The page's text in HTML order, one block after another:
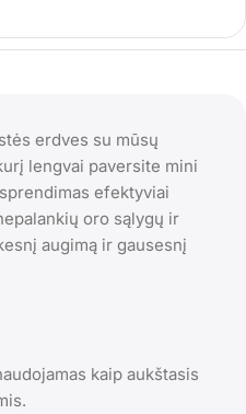
erdves su mūsų
lengvai paversite mini
efektyviai
oro sąlygų ir
augimą ir gausesnį
kaip aukštasis